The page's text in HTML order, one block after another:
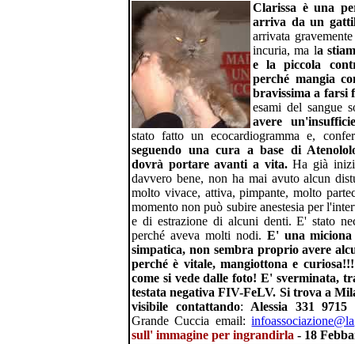
Clarissa è una
arriva da un
arrivata
incuria, ma la
e la piccola
perché mangia
bravissima a farsi
esami del sangue
avere
stato fatto un ecocardiogramma e,
seguendo una cura a base di
dovrà portare avanti a vita.Ha già
davvero bene, non ha mai avuto alcun
molto vivace, attiva, pimpante, molto
momento non può subire anestesia per
e di estrazione di alcuni denti. E' stato
perché aveva molti nodi. E' una miciona
simpatica, non sembra proprio avere
perché è vitale, mangiottona e
come si vede dalle foto! E' sverminata,
testata negativa FIV-FeLV. Si trova a
visibile contattando: Alessia 331
Grande Cuccia email:
sull' immagine per ingrandirla - 18